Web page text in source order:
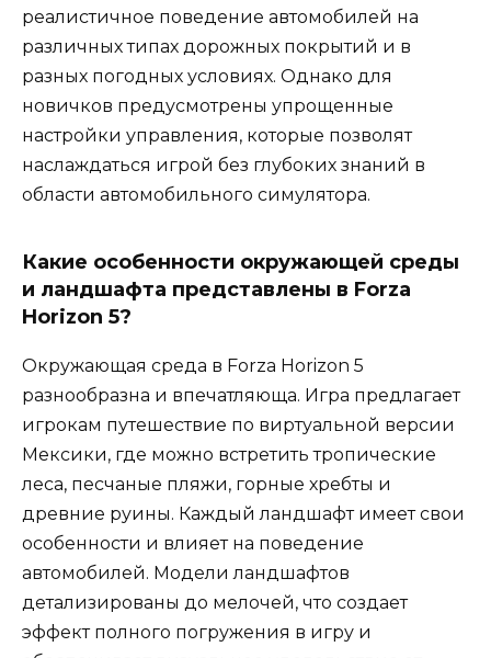
реалистичное поведение автомобилей на
различных типах дорожных покрытий и в
разных погодных условиях. Однако для
новичков предусмотрены упрощенные
настройки управления, которые позволят
наслаждаться игрой без глубоких знаний в
области автомобильного симулятора.
Какие особенности окружающей среды
и ландшафта представлены в Forza
Horizon 5?
Окружающая среда в Forza Horizon 5
разнообразна и впечатляюща. Игра предлагает
игрокам путешествие по виртуальной версии
Мексики, где можно встретить тропические
леса, песчаные пляжи, горные хребты и
древние руины. Каждый ландшафт имеет свои
особенности и влияет на поведение
автомобилей. Модели ландшафтов
детализированы до мелочей, что создает
эффект полного погружения в игру и